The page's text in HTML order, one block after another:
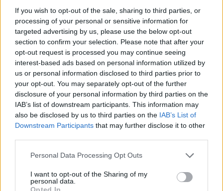
If you wish to opt-out of the sale, sharing to third parties, or
processing of your personal or sensitive information for
targeted advertising by us, please use the below opt-out
section to confirm your selection. Please note that after your
opt-out request is processed you may continue seeing
interest-based ads based on personal information utilized by
us or personal information disclosed to third parties prior to
your opt-out. You may separately opt-out of the further
disclosure of your personal information by third parties on the
IAB’s list of downstream participants. This information may
also be disclosed by us to third parties on the IAB’s List of
Downstream Participants that may further disclose it to other
Personal Data Processing Opt Outs
I want to opt-out of the Sharing of my
personal data.
Opted In
którym chcę grać! Miałem inne propozycje, ale po
rozmowie z zonikiem i Kasperem na temat roli, którą
mam pełnić, na temat ambicji drużyny i jej pracy,
przekonałem się, że mogę coś tutaj wnieść i stać się
lepszym graczem. Astralis nie pozostawia niczego
przypadkowi, a ja kocham ich podejście do gry. Wiem,
że ludzie będą mówić o wielkości składu, ale dla mnie
sprawa jest prosta. Astralis wprowadza wiele nowych
pomysłów odnośnie do tego, jak grać, a wszystko w
jednym celu: By stać się lepszym zarówno
indywidualnie, jak i jako drużyny. I wygrywać – przyznał
Andersen w oficjalnym oświadczeniu.
Tym samym 22-latek zakończył swoją ośmiomiesięczną
przygodę z MAD Lions, w której trakcie mógł
świętować mistrzowski tytuł Flashpoint Season 1. Od